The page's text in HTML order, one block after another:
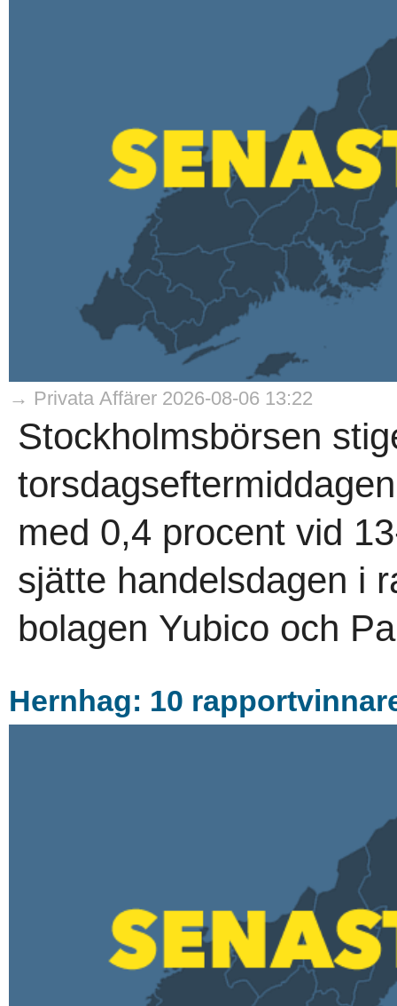
→ Privata Affärer 2026-08-06 13:22
Stockholmsbörsen
med 0,4 procent vid
sjätte handelsdagen i
bolagen Yubico och
Hernhag: 10